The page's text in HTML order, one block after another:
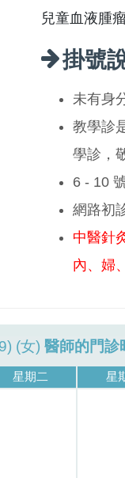
兒童血液腫
掛號
未有身
教學診
學診，
6 - 10
網路初
中醫針
內、婦